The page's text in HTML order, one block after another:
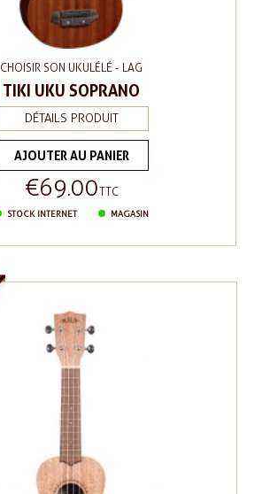
CHOISIR SON UKULÉLÉ - LAG
TIKI UKU SOPRANO
DÉTAILS PRODUIT
AJOUTER AU PANIER
Price
€69.00TTC
STOCK INTERNET MAGASIN